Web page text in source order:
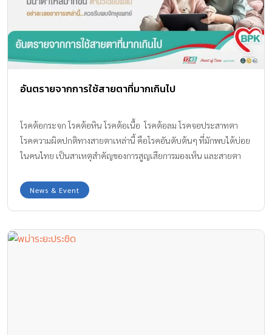
poh_natthawut 5.คุณพ่อเอ็ม อภินันท์ คุณพ่อลูกสาวฝาแฝด น้อง
อันตรายจากการใช้สายตาที่มากเกินไป
โรคต้อกระจก โรคต้อหิน โรคต้อเนื้อ โรคต้อลม โรคจอประสาทตา
โรคความผิดปกติทางสายตาเหล่านี้ คือโรคอันดับต้นๆ ที่มักพบได้บ่อย
ในคนไทย เป็นสาเหตุสำคัญของการสูญเสียการมองเห็น และสายตา
เด็กๆ และคุณพ่อคุณแม่หลายคนที่อยู่กับจอและมีการจ้องหน้าจอเป็น
เวลานานๆ ทั้งยังต้องรับความเสี่ยงจากแสงแดดตามธรรมชาติและจาก
ชนิดที่ไม่แสดงอาการ บางรายมีอาการค่อยเป็นค่อยไป ดังนั้น อย่าเสีย
News & Event